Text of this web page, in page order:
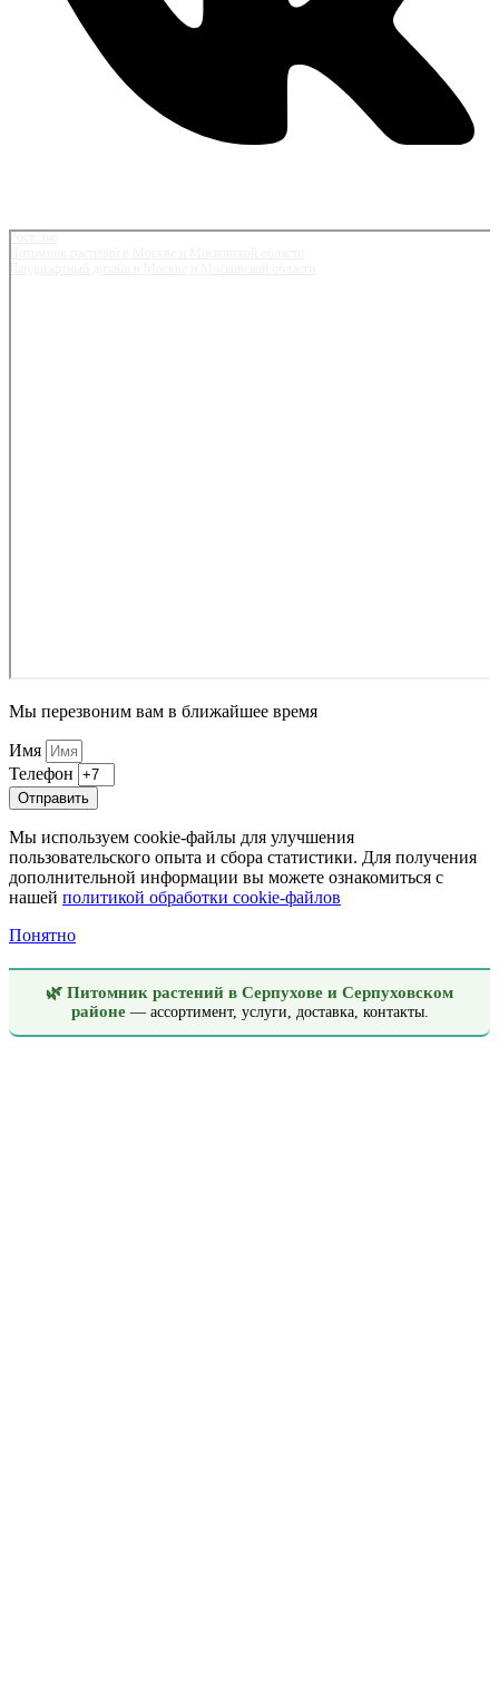
Мы перезвоним вам в ближайшее время
Имя
Телефон
Отправить
Мы используем cookie-файлы для улучшения
пользовательского опыта и сбора статистики. Для получения
дополнительной информации вы можете ознакомиться с
нашей политикой обработки cookie-файлов
Понятно
🌿 Питомник растений в Серпухове и Серпуховском
районе— ассортимент, услуги, доставка, контакты.